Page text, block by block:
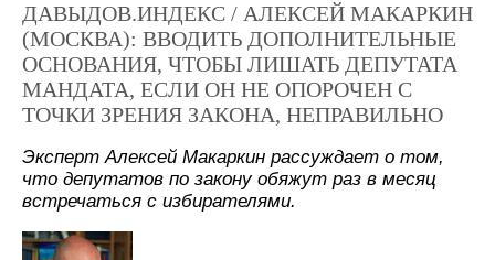
ДАВЫДОВ.ИНДЕКС / АЛЕКСЕЙ МАКАРКИН
(МОСКВА): ВВОДИТЬ ДОПОЛНИТЕЛЬНЫЕ
ОСНОВАНИЯ, ЧТОБЫ ЛИШАТЬ ДЕПУТАТА
МАНДАТА, ЕСЛИ ОН НЕ ОПОРОЧЕН С
ТОЧКИ ЗРЕНИЯ ЗАКОНА, НЕПРАВИЛЬНО
Эксперт Алексей Макаркин рассуждает о том,
что депутатов по закону обяжут раз в месяц
встречаться с избирателями.